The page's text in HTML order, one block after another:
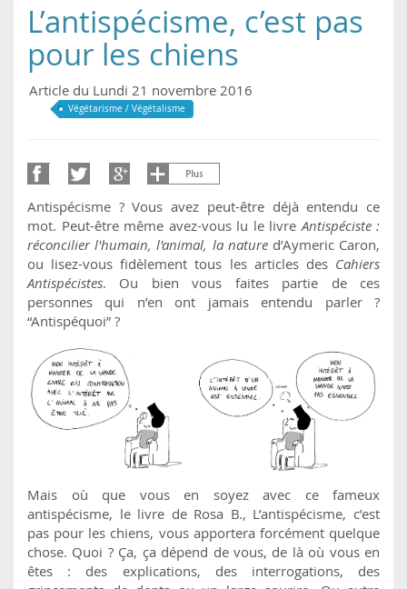
L’antispécisme, c’est pas
pour les chiens
Article du Lundi 21 novembre 2016
Végétarisme / Végétalisme
Antispécisme ? Vous avez peut-être déjà entendu ce
mot. Peut-être même avez-vous lu le livreAntispéciste :
réconcilier l'humain, l'animal, la natured’Aymeric Caron,
ou lisez-vous fidèlement tous les articles des Cahiers
Antispécistes. Ou bien vous faites partie de ces
personnes qui n’en ont jamais entendu parler ?
“Antispéquoi” ?
Mais où que vous en soyez avec ce fameux
antispécisme, le livre de Rosa B., L’antispécisme, c’est
pas pour les chiens, vous apportera forcément quelque
chose. Quoi ? Ça, ça dépend de vous, de là où vous en
êtes : des explications, des interrogations, des